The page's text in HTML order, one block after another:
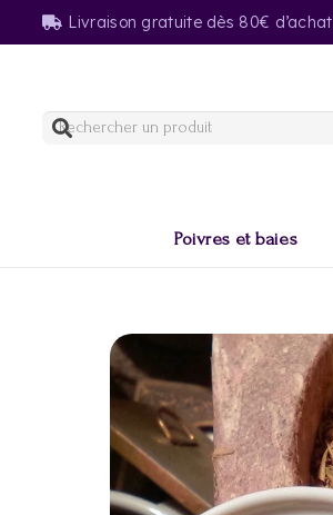
Livraison gratuite dès 80€ d’achat
Poivres et baies